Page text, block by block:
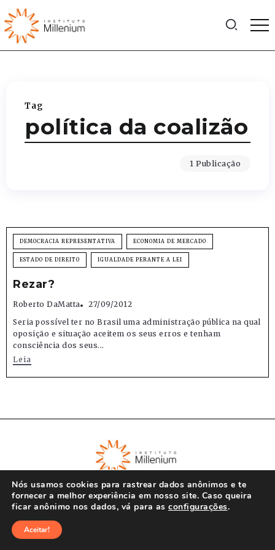
Tag
política da coalizão
1 Publicação
DEMOCRACIA REPRESENTATIVA ECONOMIA DE MERCADO
ESTADO DE DIREITO IGUALDADE PERANTE A LEI
Rezar?
Roberto DaMatta
27/09/2012
Seria possível ter no Brasil uma administração pública na qual
oposição e situação aceitem os seus erros e tenham
consciência dos seus...
Leia
Nós usamos cookies para rastrear dados anônimos e te
fornecer a melhor experiência em nosso site. Caso queira
ficar anônimo nos dados, vá para as configurações.
Aceitar!